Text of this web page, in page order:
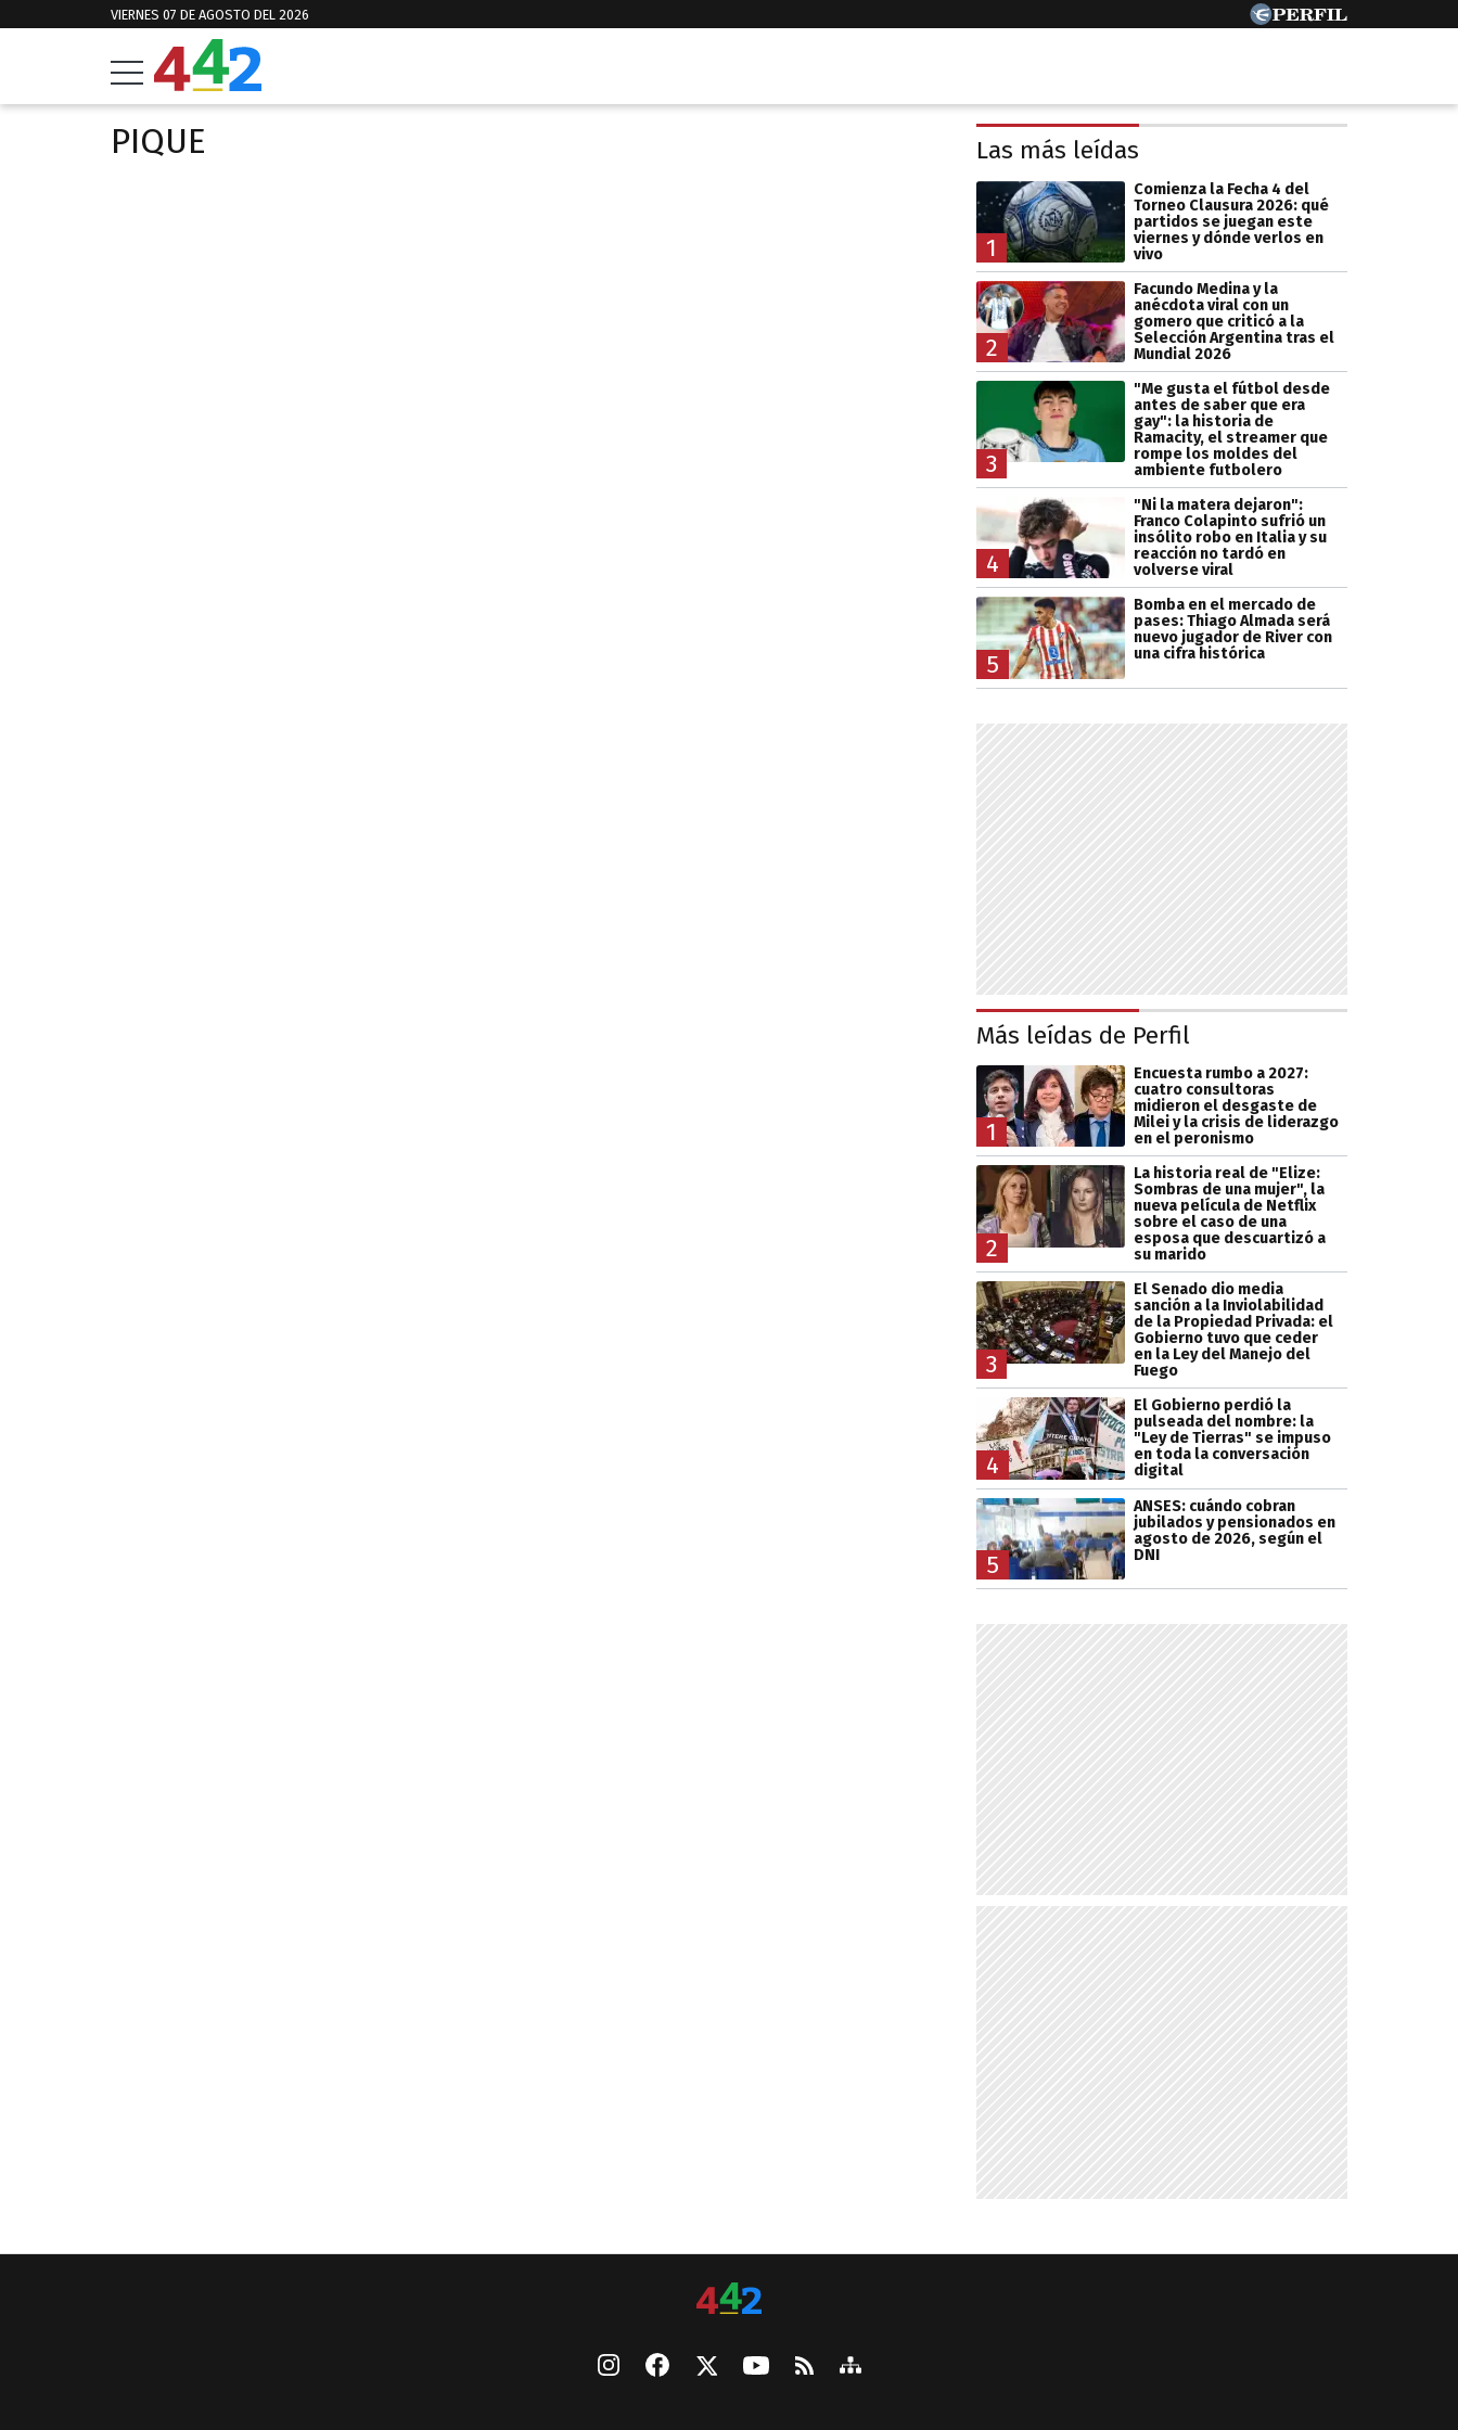
VIERNES 07 DE AGOSTO DEL 2026
PIQUE Las más leídas
1
Comienza la Fecha 4 del
Torneo Clausura 2026: qué
partidos se juegan este
viernes y dónde verlos en
vivo
2
Facundo Medina y la
anécdota viral con un
gomero que criticó a la
Selección Argentina tras el
Mundial 2026
3
"Me gusta el fútbol desde
antes de saber que era
gay": la historia de
Ramacity, el streamer que
rompe los moldes del
ambiente futbolero
4
"Ni la matera dejaron":
Franco Colapinto sufrió un
insólito robo en Italia y su
reacción no tardó en
volverse viral
5
Bomba en el mercado de
pases: Thiago Almada será
nuevo jugador de River con
una cifra histórica
Más leídas de Perfil
1
Encuesta rumbo a 2027:
cuatro consultoras
midieron el desgaste de
Milei y la crisis de liderazgo
en el peronismo
2
La historia real de "Elize:
Sombras de una mujer", la
nueva película de Netflix
sobre el caso de una
esposa que descuartizó a
su marido
3
El Senado dio media
sanción a la Inviolabilidad
de la Propiedad Privada: el
Gobierno tuvo que ceder
en la Ley del Manejo del
Fuego
4
El Gobierno perdió la
pulseada del nombre: la
"Ley de Tierras" se impuso
en toda la conversación
digital
5
ANSES: cuándo cobran
jubilados y pensionados en
agosto de 2026, según el
DNI